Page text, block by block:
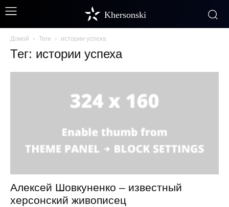
Khersonski
Домой Теги истории успеха
Тег: истории успеха
Алексей Шовкуненко – известный
херсонский живописец